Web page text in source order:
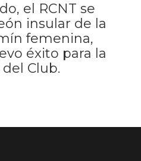
el RCNT se
insular de la
femenina,
éxito para la
Club.